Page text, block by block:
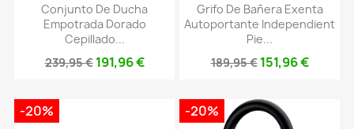
Conjunto De Ducha
Empotrada Dorado
Cepillado...
239,95 € 191,96 €
Grifo De Bañera Exenta
Autoportante Independient
Pie...
189,95 € 151,96 €
-20% -20%